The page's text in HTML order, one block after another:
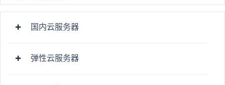
国内云服务器
弹性云服务器